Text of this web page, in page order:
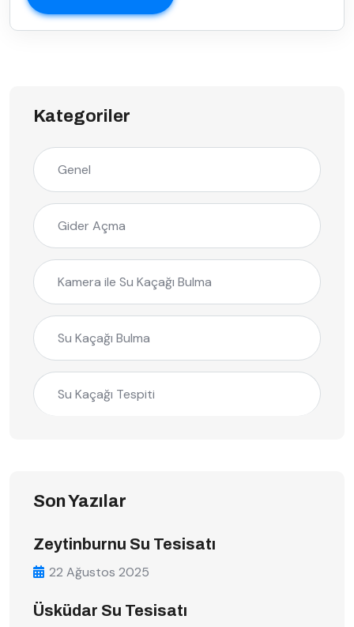
Kategoriler
Genel
Gider Açma
Kamera ile Su Kaçağı Bulma
Su Kaçağı Bulma
Su Kaçağı Tespiti
Son Yazılar
Zeytinburnu Su Tesisatı
22 Ağustos 2025
Üsküdar Su Tesisatı